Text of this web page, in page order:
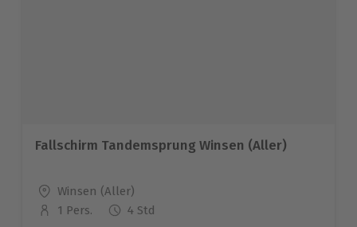
Fallschirm Tandemsprung Winsen (Aller)
Standort
Winsen (Aller)
Anzahl der Teilnehmer
1 Pers. 4 Std